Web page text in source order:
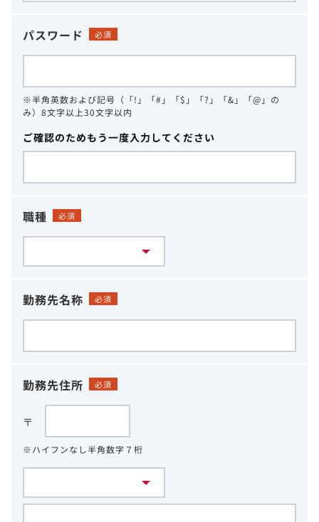
パスワード 必須
※半角英数および記号（「!」「#」「$」「?」「&」「@」の
み）8文字以上30文字以内
ご確認のためもう一度入力してください
職種 必須
勤務先名称 必須
勤務先住所 必須
〒
※ハイフンなし半角数字７桁